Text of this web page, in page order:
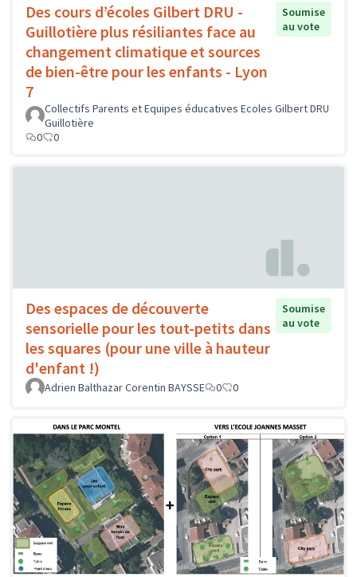
Des cours d’écoles Gilbert DRU -
Guillotière plus résiliantes face au
changement climatique et sources
de bien-être pour les enfants - Lyon
7
Soumise
au vote
Collectifs Parents et Equipes éducatives Ecoles Gilbert DRU
Guillotière
0
0
Des espaces de découverte
sensorielle pour les tout-petits dans
les squares (pour une ville à hauteur
d'enfant !)
Soumise
au vote
Adrien Balthazar Corentin BAYSSE 0 0